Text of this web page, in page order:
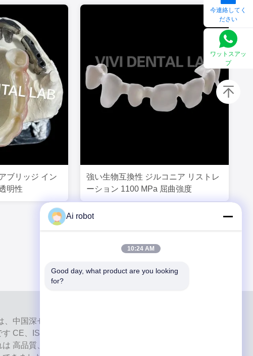
ブリッジ イン
明性
強い生物互換性 ジルコニア リストレ
ーション 1100 MPa 屈曲強度
、中国深センのハイレベルなフルサービスのラボです。それ
CE、ISO、FDAの認証を取得し、最新の機械を備えた歯科
高品質、短納期、専門的なサービスへの取り組みにより、
今連絡してく
ださい
ワットスアッ
プ
Ai robot
10:24 AM
Good day, what product are you looking
for?